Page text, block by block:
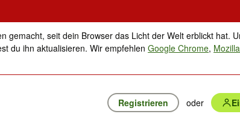
gemacht, seit dein Browser das Licht der Welt erblickt hat.
du ihn aktualisieren. Wir empfehlenGoogle Chrome,
Registrieren oder